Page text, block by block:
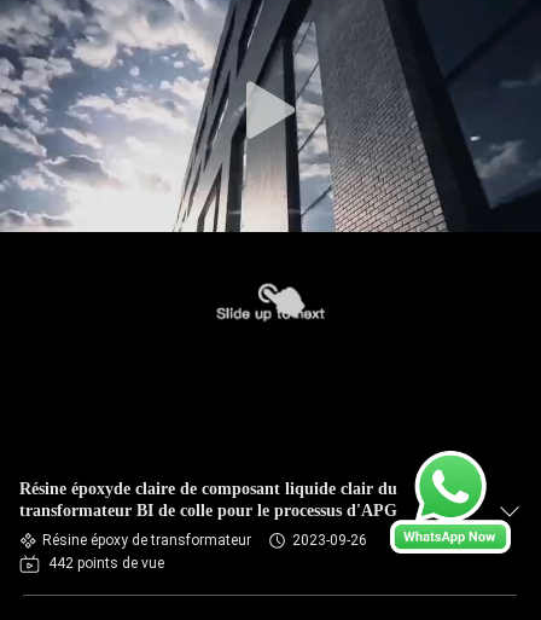
Résine époxyde claire de composant liquide clair du
transformateur BI de colle pour le processus d'APG
Résine époxy de transformateur
2023-09-26
442 points de vue